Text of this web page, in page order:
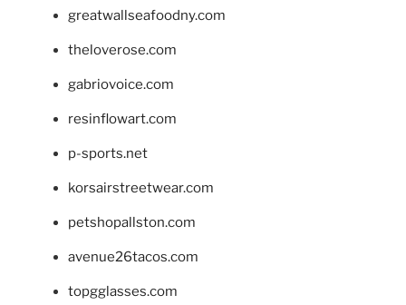
greatwallseafoodny.com
theloverose.com
gabriovoice.com
resinflowart.com
p-sports.net
korsairstreetwear.com
petshopallston.com
avenue26tacos.com
topgglasses.com